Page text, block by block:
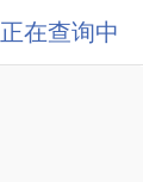
正在查询中